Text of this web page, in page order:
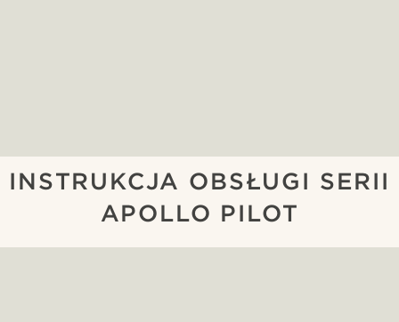
INSTRUKCJA OBSŁUGI SERII
APOLLO PILOT